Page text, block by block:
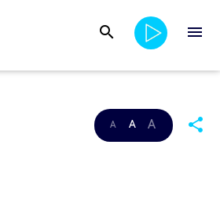
search menu
A A A share